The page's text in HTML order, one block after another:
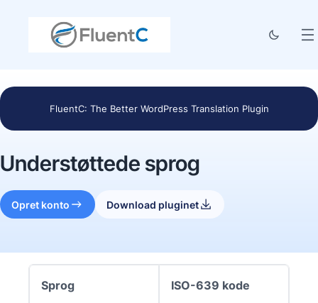
FluentC: The Better WordPress Translation Plugin
Understøttede sprog
Opret konto Download pluginet
Sprog ISO-639 kode